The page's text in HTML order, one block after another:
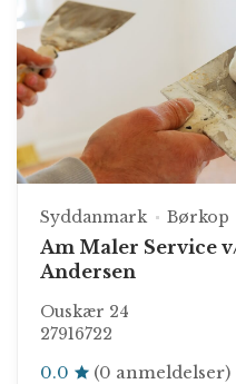
Syddanmark Børkop
Am Maler Service
Andersen
Ouskær 24
27916722
0.0 (0 anmeldelser)